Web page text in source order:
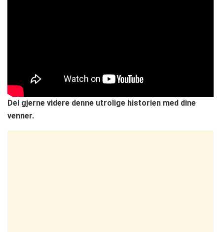
Del gjerne videre denne utrolige historien med dine
venner.